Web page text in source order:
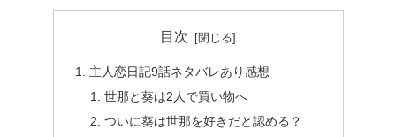
目次
主人恋日記9話ネタバレあり感想
世那と葵は2人で買い物へ
ついに葵は世那を好きだと認める？